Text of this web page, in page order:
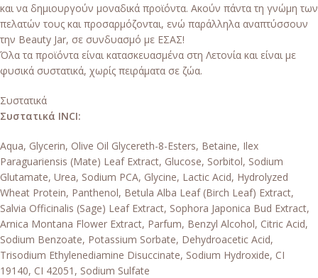
και να δημιουργούν μοναδικά προϊόντα. Ακούν πάντα τη γνώμη των
πελατών τους και προσαρμόζονται, ενώ παράλληλα αναπτύσσουν
την Beauty Jar, σε συνδυασμό με ΕΣΑΣ!
Όλα τα προϊόντα είναι κατασκευασμένα στη Λετονία και είναι με
φυσικά συστατικά, χωρίς πειράματα σε ζώα.
Συστατικά
Συστατικά INCI:
Aqua, Glycerin, Olive Oil Glycereth-8-Esters, Betaine, Ilex
Paraguariensis (Mate) Leaf Extract, Glucose, Sorbitol, Sodium
Glutamate, Urea, Sodium PCA, Glycine, Lactic Acid, Hydrolyzed
Wheat Protein, Panthenol, Betula Alba Leaf (Birch Leaf) Extract,
Salvia Officinalis (Sage) Leaf Extract, Sophora Japonica Bud Extract,
Arnica Montana Flower Extract, Parfum, Benzyl Alcohol, Citric Acid,
Sodium Benzoate, Potassium Sorbate, Dehydroacetic Acid,
Trisodium Ethylenediamine Disuccinate, Sodium Hydroxide, CI
19140, CI 42051, Sodium Sulfate